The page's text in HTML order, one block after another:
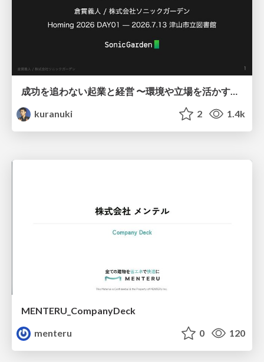
kuranuki
2 1.4k
MENTERU_CompanyDeck
menteru
0 120